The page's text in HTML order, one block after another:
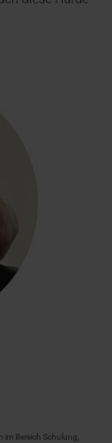
im Bereich Schulung,